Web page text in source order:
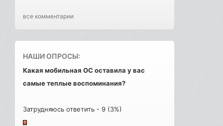
все комментарии
НАШИ ОПРОСЫ:
Какая мобильная ОС оставила у вас
самые теплые воспоминания?
Затрудняюсь ответить - 9 (3%)